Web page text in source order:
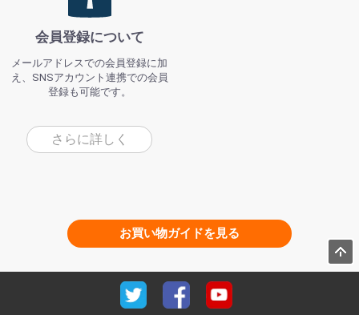
会員登録について
メールアドレスでの会員登録に加
え、SNSアカウント連携での会員
登録も可能です。
さらに詳しく
お買い物ガイドを見る